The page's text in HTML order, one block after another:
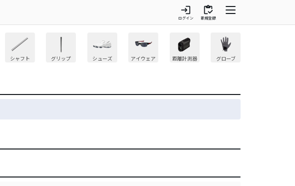
login
ログイン
inventory
新規登録
シャフト グリップ シューズ アイウェア 距離計測器 グローブ